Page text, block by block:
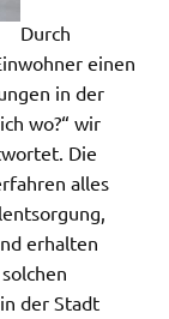
Durch
einen
in der
wo?“ wir
Die
alles
erhalten
der Stadt